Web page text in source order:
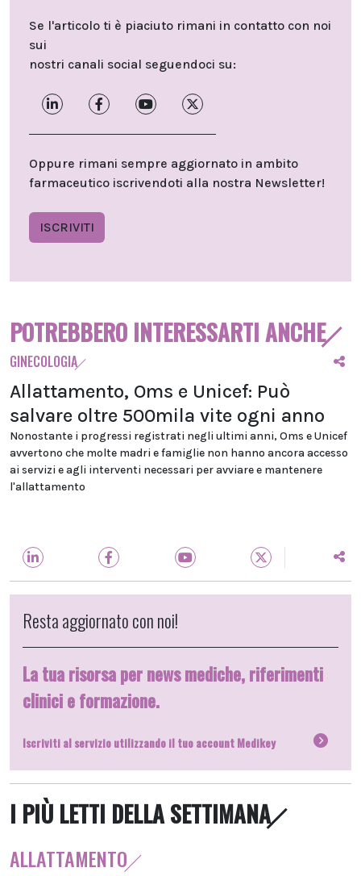
Se l'articolo ti è piaciuto rimani in contatto con noi
sui
nostri canali social seguendoci su:
Oppure rimani sempre aggiornato in ambito
farmaceutico iscrivendoti alla nostra Newsletter!
ISCRIVITI
POTREBBERO INTERESSARTI ANCHE
GINECOLOGIA
Allattamento, Oms e Unicef: Può
salvare oltre 500mila vite ogni anno
Nonostante i progressi registrati negli ultimi anni, Oms e Unicef
avvertono che molte madri e famiglie non hanno ancora accesso
ai servizi e agli interventi necessari per avviare e mantenere
l'allattamento
Resta aggiornato con noi!
La tua risorsa per news mediche, riferimenti
clinici e formazione.
Iscriviti al servizio utilizzando il tuo account Medikey
I PIÙ LETTI DELLA SETTIMANA
ALLATTAMENTO